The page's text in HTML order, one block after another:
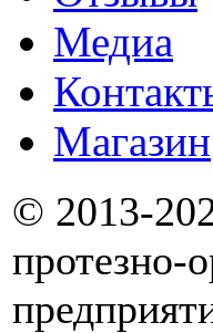
Медиа
Магазин
© 2013-
протезно-